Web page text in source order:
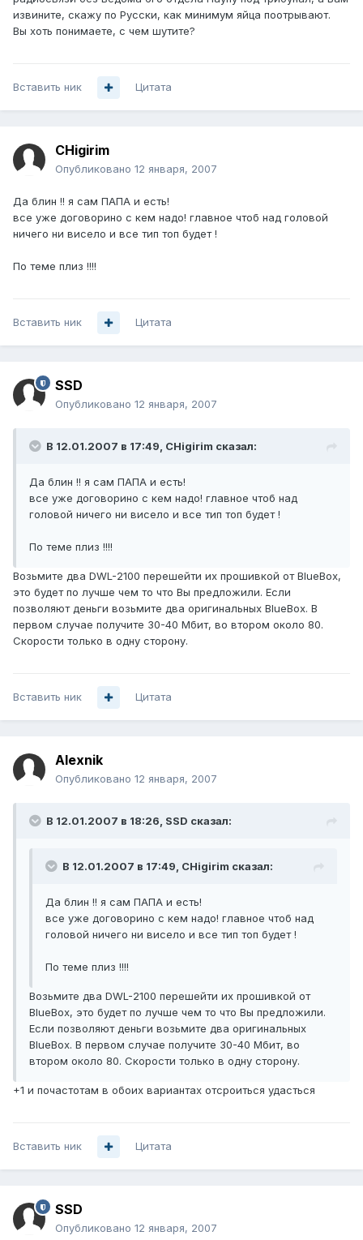
извините, скажу по Русски, как минимум яйца поотрывают.
Вы хоть понимаете, с чем шутите?
Вставить ник Цитата
CHigirim
Опубликовано 12 января, 2007
Да блин !! я сам ПАПА и есть!
все уже договорино с кем надо! главное чтоб над головой
ничего ни висело и все тип топ будет !
По теме плиз !!!!
Вставить ник Цитата
SSD
Опубликовано 12 января, 2007
В 12.01.2007 в 17:49, CHigirim сказал:
Да блин !! я сам ПАПА и есть!
все уже договорино с кем надо! главное чтоб над
головой ничего ни висело и все тип топ будет !
По теме плиз !!!!
Возьмите два DWL-2100 перешейти их прошивкой от BlueBox,
это будет по лучше чем то что Вы предложили. Если
позволяют деньги возьмите два оригинальных BlueBox. В
первом случае получите 30-40 Мбит, во втором около 80.
Скорости только в одну сторону.
Вставить ник Цитата
Alexnik
Опубликовано 12 января, 2007
В 12.01.2007 в 18:26, SSD сказал:
В 12.01.2007 в 17:49, CHigirim сказал:
Да блин !! я сам ПАПА и есть!
все уже договорино с кем надо! главное чтоб над
головой ничего ни висело и все тип топ будет !
По теме плиз !!!!
Возьмите два DWL-2100 перешейти их прошивкой от
BlueBox, это будет по лучше чем то что Вы предложили.
Если позволяют деньги возьмите два оригинальных
BlueBox. В первом случае получите 30-40 Мбит, во
втором около 80. Скорости только в одну сторону.
+1 и почастотам в обоих вариантах отсроиться удасться
Вставить ник Цитата
SSD
Опубликовано 12 января, 2007